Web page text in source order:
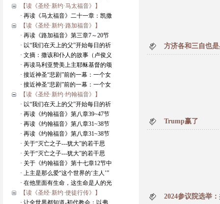
【读《圣经·新约·马太福音》】
· 再读《马太福音》二十一章：凯撒
【读《圣经·新约·路加福音》】
· 再读《路加福音》第三章7～20节
· 以“我们在天上的父”开始每日的祈
· 文摘：撒该和仆人的故事（卢俊义
· 再读马利亚赞美上主耶稣基督的颂
· 接近神圣“悲剧”前的一幕：一个女
· 接近神圣“悲剧”前的一幕：一个女
【读《圣经·新约·约翰福音》】
· 以“我们在天上的父”开始每日的祈
· 再读《约翰福音》第八章39~47节
· 再读《约翰福音》第八章31~38节
· 再读《约翰福音》第八章31~38节
· 关于“灭亡之子---犹大”的若干思
· 关于“灭亡之子---犹大”的若干思
· 关于《约翰福音》第十七章12节中
· 上主是那么爱“这个世界的‘主人’”
· 在他里面有生命，这生命是人的光
【读《圣经·新约·使徒行传》】
· 让全世界都知道-初代教会：以弗
方济各和三自也
Trump赢了
2024参议院选举